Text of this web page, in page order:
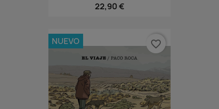
22,90 €
NUEVO favorite_border